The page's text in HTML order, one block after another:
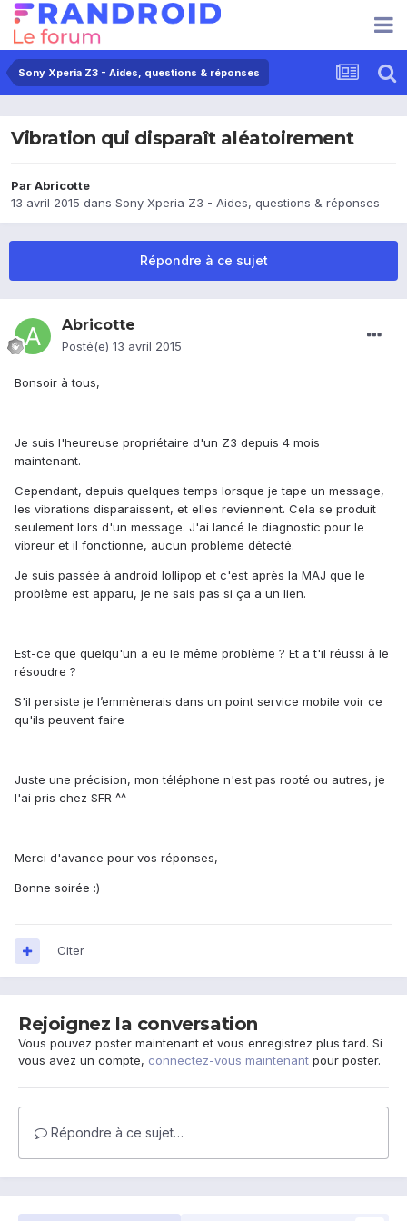
Sony Xperia Z3 - Aides, questions & réponses
Vibration qui disparaît aléatoirement
ParAbricotte
13 avril 2015 dans Sony Xperia Z3 - Aides, questions & réponses
Répondre à ce sujet
Abricotte
Posté(e) 13 avril 2015
Bonsoir à tous,
Je suis l'heureuse propriétaire d'un Z3 depuis 4 mois
maintenant.
Cependant, depuis quelques temps lorsque je tape un message,
les vibrations disparaissent, et elles reviennent. Cela se produit
seulement lors d'un message. J'ai lancé le diagnostic pour le
vibreur et il fonctionne, aucun problème détecté.
Je suis passée à android lollipop et c'est après la MAJ que le
problème est apparu, je ne sais pas si ça a un lien.
Est-ce que quelqu'un a eu le même problème ? Et a t'il réussi à le
résoudre ?
S'il persiste je l’emmènerais dans un point service mobile voir ce
qu'ils peuvent faire
Juste une précision, mon téléphone n'est pas rooté ou autres, je
l'ai pris chez SFR ^^
Merci d'avance pour vos réponses,
Bonne soirée :)
Citer
Rejoignez la conversation
Vous pouvez poster maintenant et vous enregistrez plus tard. Si
vous avez un compte, connectez-vous maintenant pour poster.
Répondre à ce sujet…